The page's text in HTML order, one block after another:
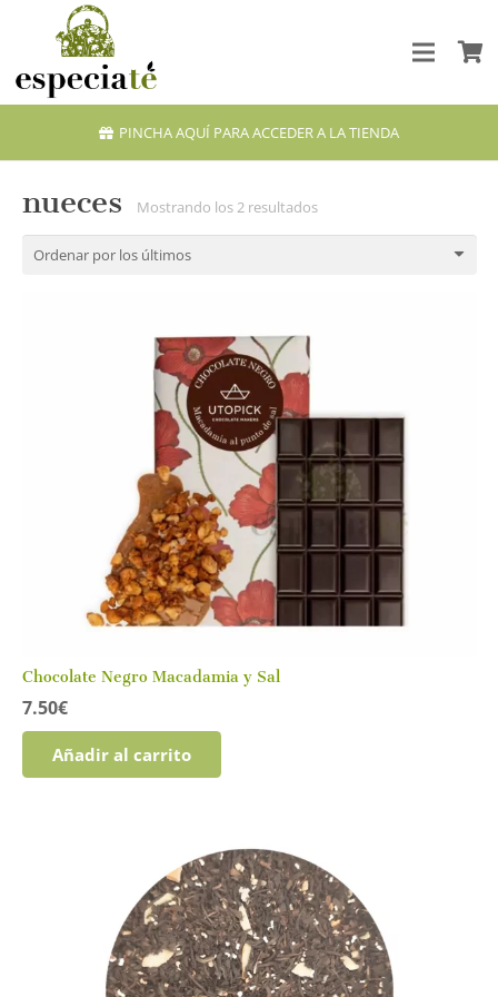
PINCHA AQUÍ PARA ACCEDER A LA TIENDA
nueces Mostrando los 2 resultadosOrdenado
por
Chocolate Negro Macadamia y Sal
7.50€
Añadir al carrito